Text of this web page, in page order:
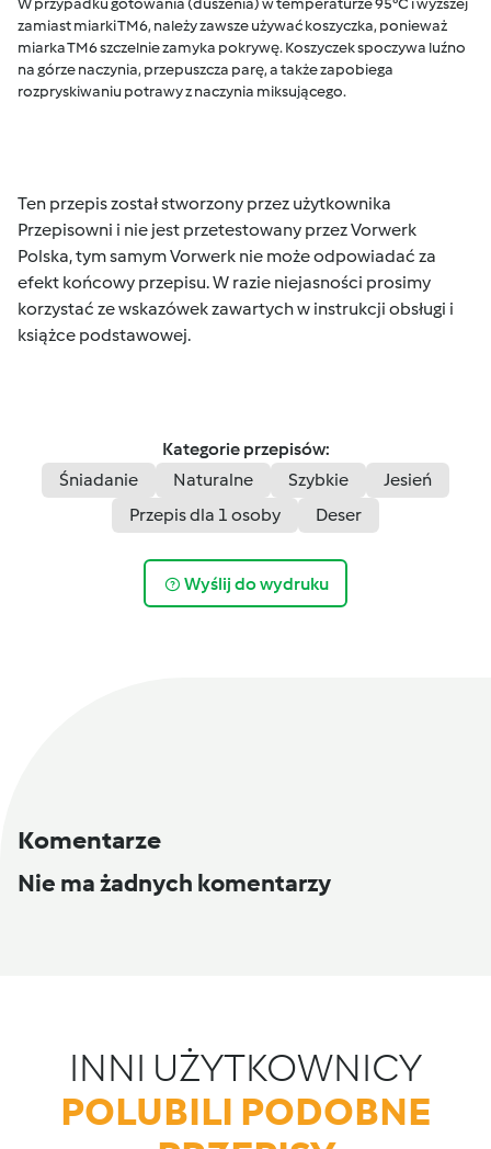
W przypadku gotowania (duszenia) w temperaturze 95°C i wyższej
zamiast miarki TM6, należy zawsze używać koszyczka, ponieważ
miarka TM6 szczelnie zamyka pokrywę. Koszyczek spoczywa luźno
na górze naczynia, przepuszcza parę, a także zapobiega
rozpryskiwaniu potrawy z naczynia miksującego.
Ten przepis został stworzony przez użytkownika
Przepisowni i nie jest przetestowany przez Vorwerk
Polska, tym samym Vorwerk nie może odpowiadać za
efekt końcowy przepisu. W razie niejasności prosimy
korzystać ze wskazówek zawartych w instrukcji obsługi i
książce podstawowej.
Kategorie przepisów:
Śniadanie
Naturalne Szybkie
Jesień
Przepis dla 1 osoby
Deser
Wyślij do wydruku
Komentarze
Nie ma żadnych komentarzy
INNI UŻYTKOWNICY
POLUBILI PODOBNE